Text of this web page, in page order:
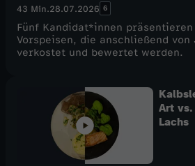
43 Min.28.07.2026 6
Fünf Kandidat*innen
Vorspeisen, die anschließend
verkostet und bewertet werden.
Art vs.
Lachs